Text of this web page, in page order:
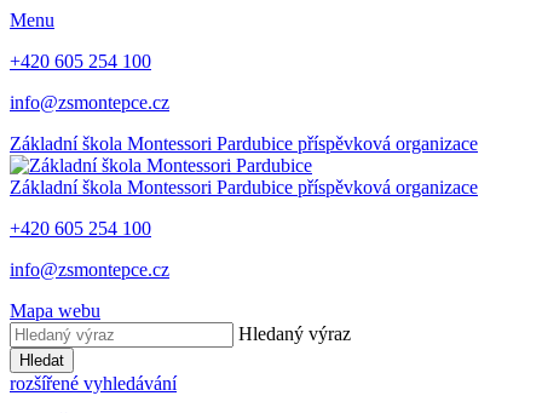
Menu
+420 605 254 100
info@zsmontepce.cz
Základní škola Montessori Pardubice příspěvková organizace
Základní škola Montessori Pardubice příspěvková organizace
+420 605 254 100
info@zsmontepce.cz
Mapa webu
Hledaný výraz
Hledat
rozšířené vyhledávání